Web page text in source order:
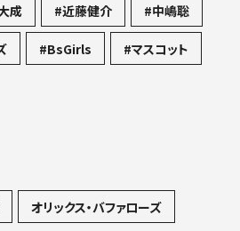
成 #近藤健介 #中嶋聡
#BsGirls #マスコット
オリックス・バファローズ